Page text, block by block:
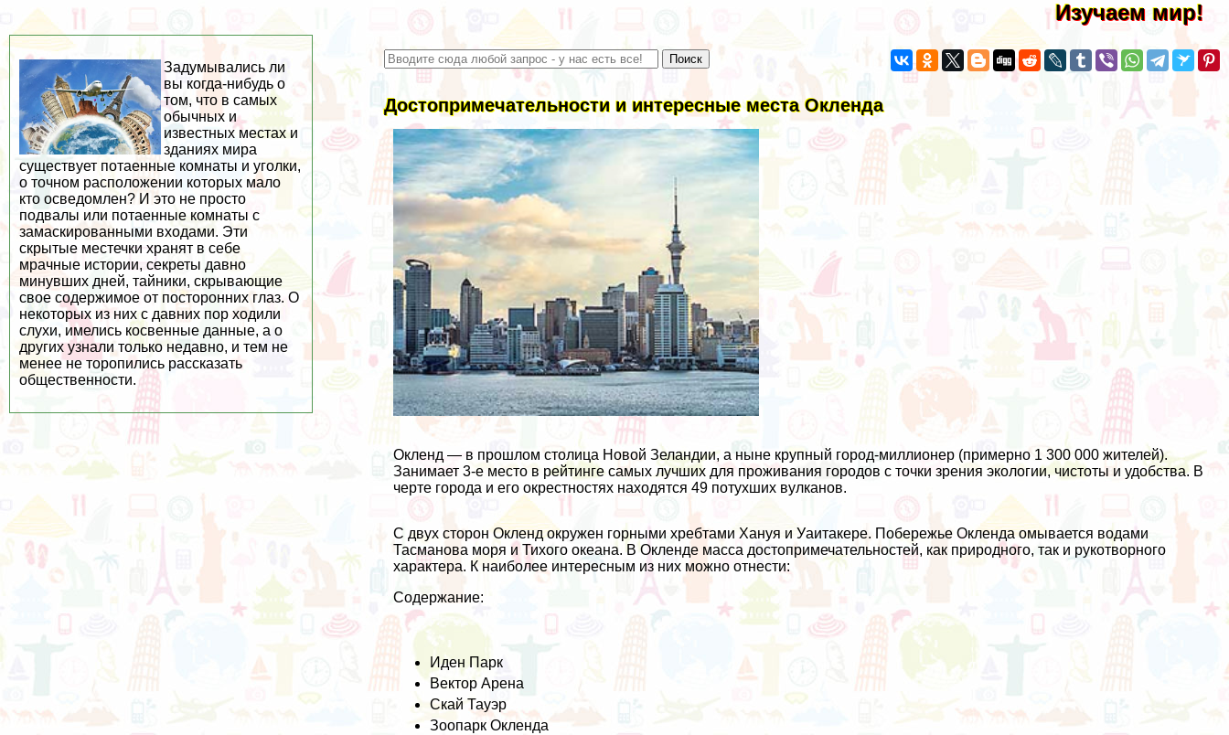
Изучаем мир!
Достопримечательности и интересные места Окленда
Окленд — в прошлом столица Новой Зеландии, а ныне крупный город-миллионер (примерно 1 300 000 жителей).
Занимает 3-е место в рейтинге самых лучших для проживания городов с точки зрения экологии, чистоты и удобства. В
черте города и его окрестностях находятся 49 потухших вулканов.
С двух сторон Окленд окружен горными хребтами Хануя и Уаитакере. Побережье Окленда омывается водами
Тасманова моря и Тихого океана. В Окленде масса достопримечательностей, как природного, так и рукотворного
характера. К наиболее интересным из них можно отнести:
Содержание:
Иден Парк
Вектор Арена
Скай Тауэр
Зоопарк Окленда
Задумывались ли
вы когда-нибудь о
том, что в самых
обычных и
известных местах и
зданиях мира
существует потаенные комнаты и уголки,
о точном расположении которых мало
кто осведомлен? И это не просто
подвалы или потаенные комнаты с
замаскированными входами. Эти
скрытые местечки хранят в себе
мрачные истории, секреты давно
минувших дней, тайники, скрывающие
свое содержимое от посторонних глаз. О
некоторых из них с давних пор ходили
слухи, имелись косвенные данные, а о
других узнали только недавно, и тем не
менее не торопились рассказать
общественности.